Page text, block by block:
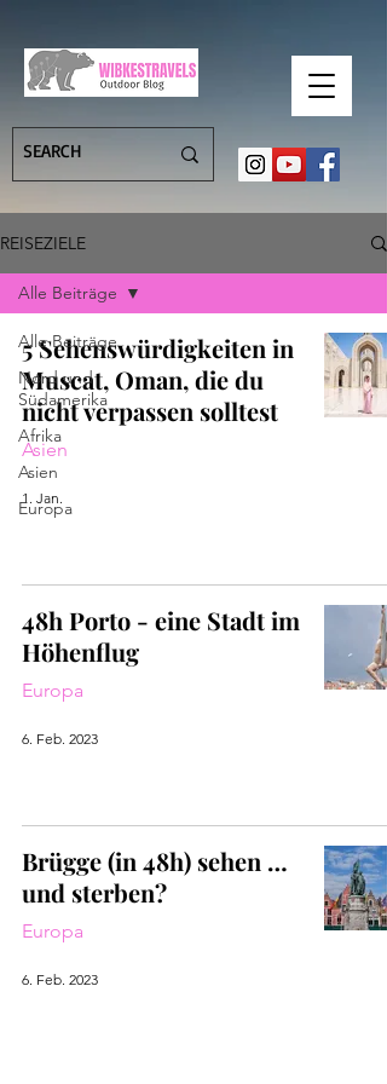
REISEZIELE
Alle Beiträge
Nord und
Südamerika
Afrika
Asien
Europa
Alle Beiträge
5 Sehenswürdigkeiten in
Muscat, Oman, die du
nicht verpassen solltest
Asien
1. Jan.
48h Porto - eine Stadt im
Höhenflug
Europa
6. Feb. 2023
Brügge (in 48h) sehen …
und sterben?
Europa
6. Feb. 2023